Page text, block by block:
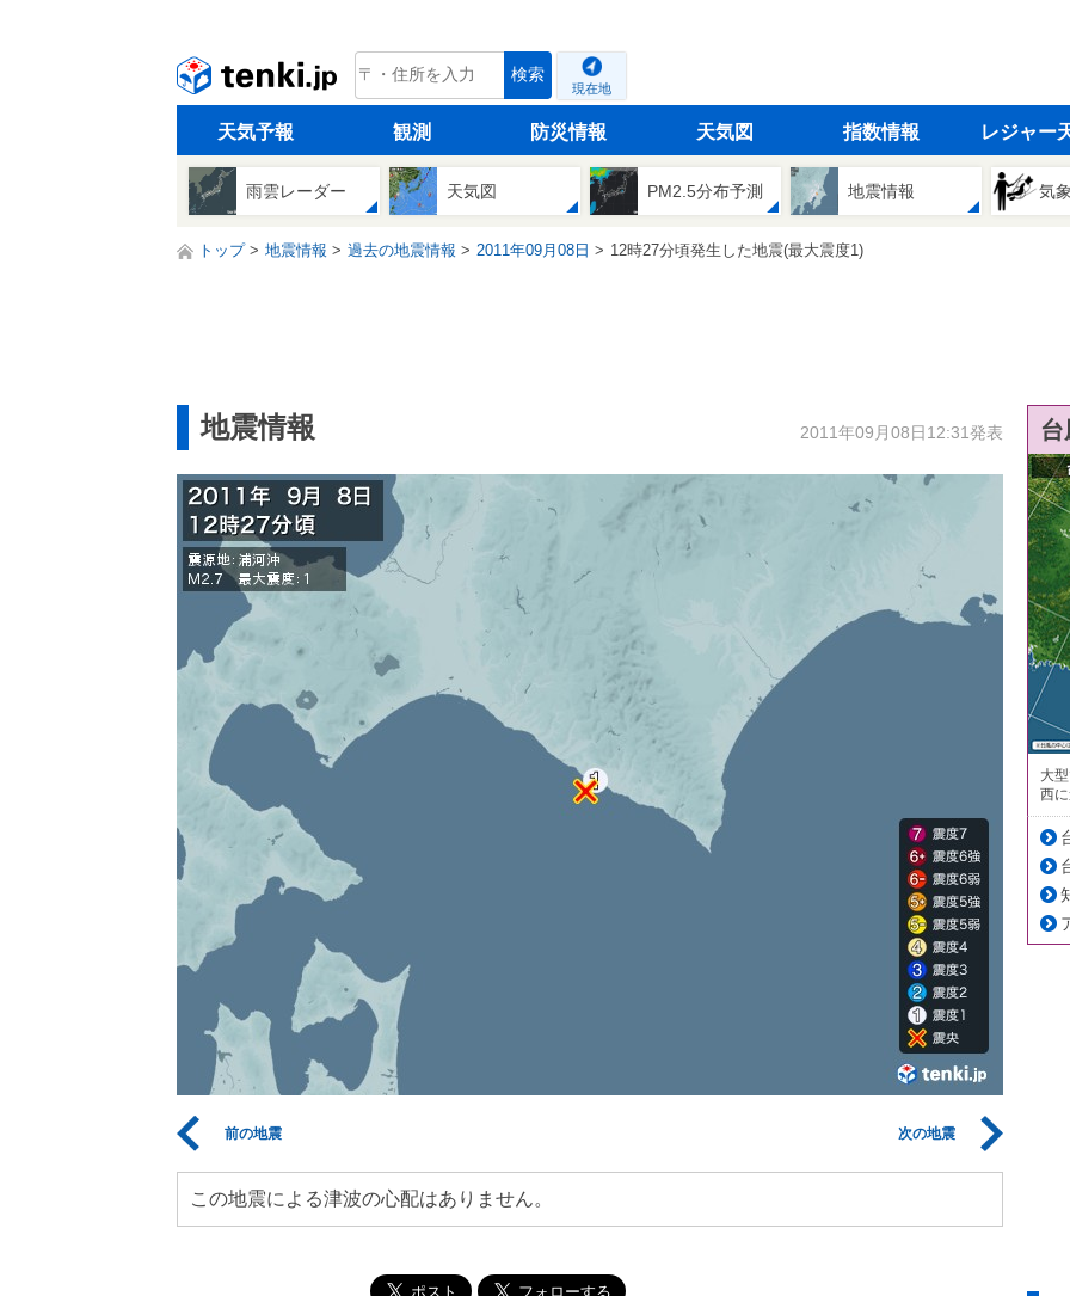
tenki.jp 検索
現在地
天気予報 観測 防災情報 天気図 指数情報 レジャー
雨雲レーダー 天気図 PM2.5分布予測 地震情報 気
トップ 地震情報 過去の地震情報 2011年09月08日 12時27分頃発生した地震(最大震度1)
地震情報 2011年09月08日12:31発表
前の地震 次の地震
この地震による津波の心配はありません。
大
西